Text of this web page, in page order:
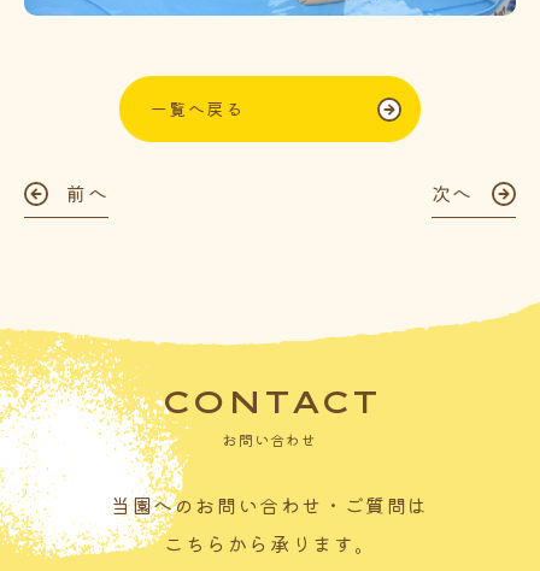
一覧へ戻る
前へ 次へ
CONTACT
お問い合わせ
当園へのお問い合わせ・ご質問は
こちらから承ります。